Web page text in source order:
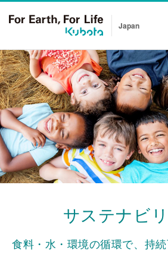
Japan
サステナビ
食料・水・環境の循環で、持